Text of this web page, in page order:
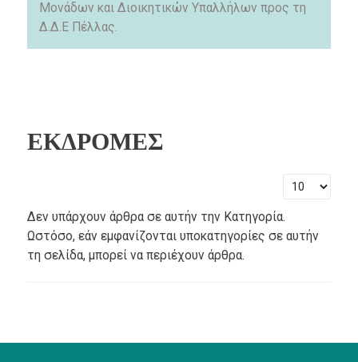
Μονάδων και Διοικητικών Υπαλλήλων προς τη
Δ.Δ.Ε Πέλλας.
ΕΚΔΡΟΜΕΣ
Εμφάνιση #
Δεν υπάρχουν άρθρα σε αυτήν την Κατηγορία.
Ωστόσο, εάν εμφανίζονται υποκατηγορίες σε αυτήν
τη σελίδα, μπορεί να περιέχουν άρθρα.